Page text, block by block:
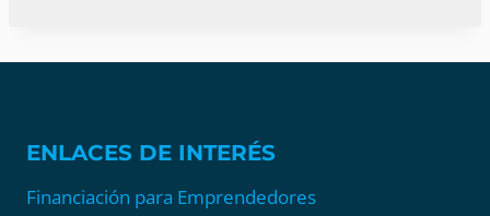
ENLACES DE INTERÉS
Financiación para Emprendedores